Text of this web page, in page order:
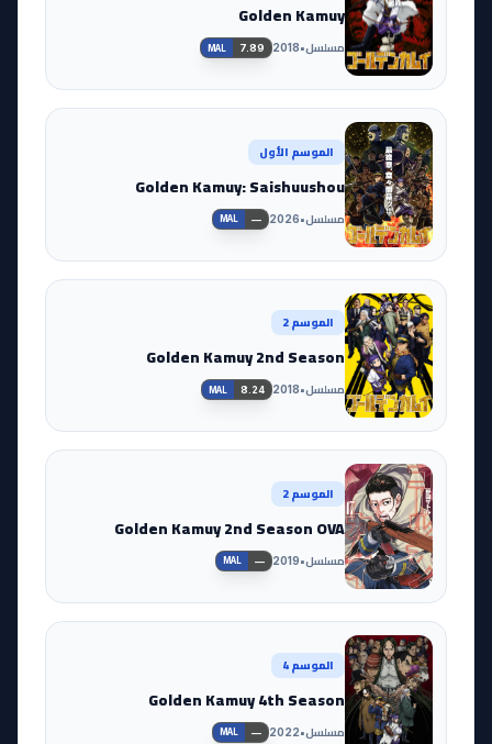
Golden Kamuy
مسلسل•
2018
MAL 7.89
الموسم الأول
Golden Kamuy: Saishuushou
مسلسل•
2026
MAL —
الموسم 2
Golden Kamuy 2nd Season
مسلسل•
2018
MAL 8.24
الموسم 2
Golden Kamuy 2nd Season OVA
مسلسل•
2019
MAL —
الموسم 4
Golden Kamuy 4th Season
مسلسل•
2022
MAL —